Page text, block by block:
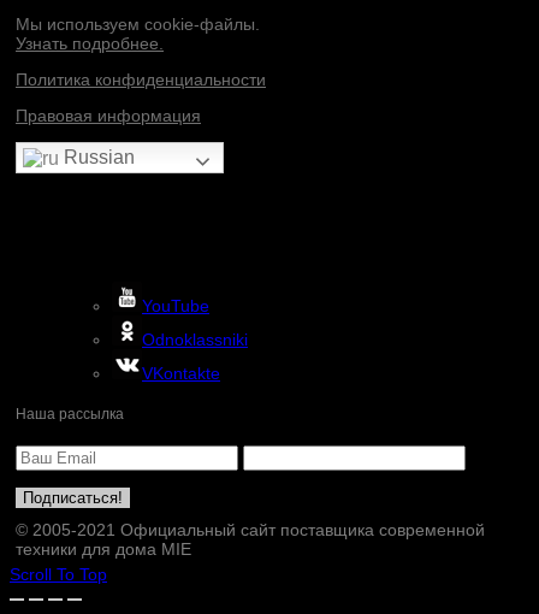
Мы используем cookie-файлы.
Узнать подробнее.
Политика конфиденциальности
Правовая информация
Russian
YouTube
Odnoklassniki
VKontakte
Наша рассылка
© 2005-2021 Официальный сайт поставщика современной
техники для дома MIE
Scroll To Top